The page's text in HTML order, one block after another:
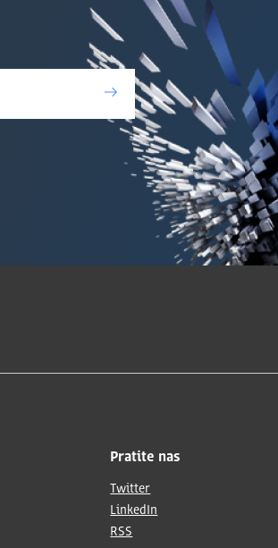
Pratite nas
Twitter
LinkedIn
RSS